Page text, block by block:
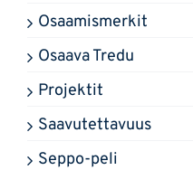
Osaamismerkit
Osaava Tredu
Projektit
Saavutettavuus
Seppo-peli